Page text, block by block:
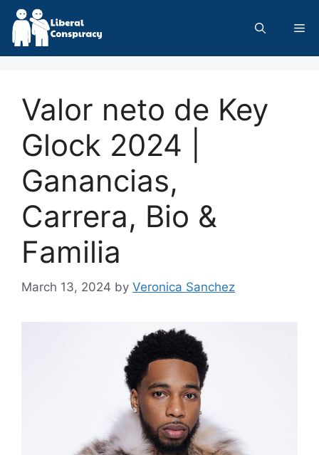
Skip
content
Valor neto de Key
Glock 2024 |
Ganancias,
Carrera, Bio &
Familia
March 13, 2024 by Veronica Sanchez